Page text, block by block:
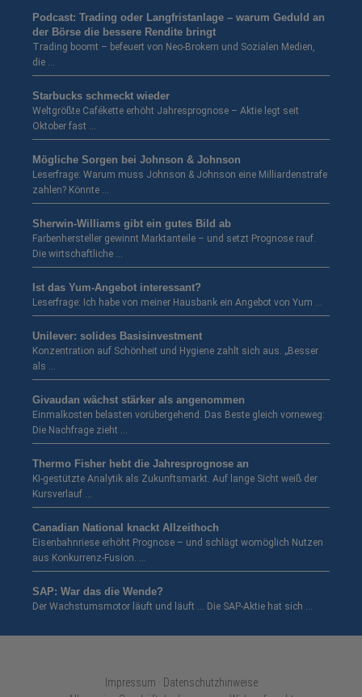
Podcast: Trading oder Langfristanlage – warum Geduld an
der Börse die bessere Rendite bringt
Trading boomt – befeuert von Neo-Brokern und Sozialen Medien,
die …
Starbucks schmeckt wieder
Weltgrößte Cafékette erhöht Jahresprognose – Aktie legt seit
Oktober fast …
Mögliche Sorgen bei Johnson & Johnson
Leserfrage: Warum muss Johnson & Johnson eine Milliardenstrafe
zahlen? Könnte …
Sherwin-Williams gibt ein gutes Bild ab
Farbenhersteller gewinnt Marktanteile – und setzt Prognose rauf.
Die wirtschaftliche …
Ist das Yum-Angebot interessant?
Leserfrage: Ich habe von meiner Hausbank ein Angebot von Yum …
Unilever: solides Basisinvestment
Konzentration auf Schönheit und Hygiene zahlt sich aus. „Besser
als …
Givaudan wächst stärker als angenommen
Einmalkosten belasten vorübergehend. Das Beste gleich vorneweg:
Die Nachfrage zieht …
Thermo Fisher hebt die Jahresprognose an
KI-gestützte Analytik als Zukunftsmarkt. Auf lange Sicht weiß der
Kursverlauf …
Canadian National knackt Allzeithoch
Eisenbahnriese erhöht Prognose – und schlägt womöglich Nutzen
aus Konkurrenz-Fusion. …
SAP: War das die Wende?
Der Wachstumsmotor läuft und läuft … Die SAP-Aktie hat sich …
Impressum · Datenschutzhinweise